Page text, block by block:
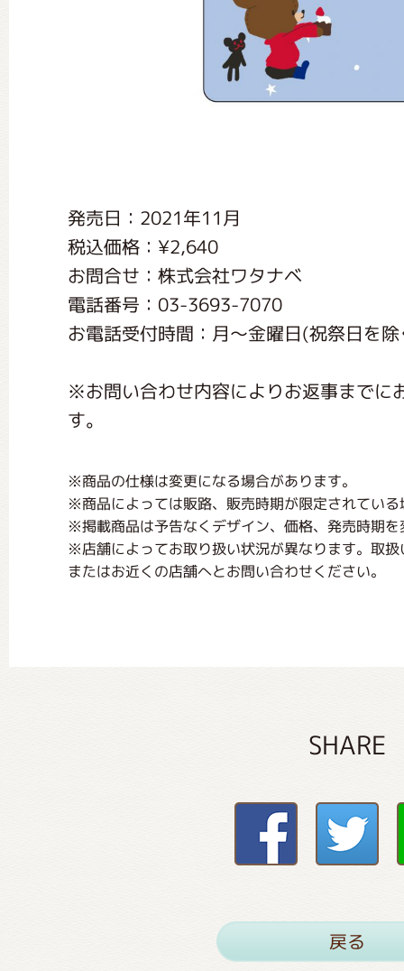
発売日：2021年11月
税込価格：¥2,640
お問合せ：株式会社ワタナベ
電話番号：03-3693-7070
お電話受付時間：月〜金曜日(祝祭日を
※お問い合わせ内容によりお返事までに
す。
※商品の仕様は変更になる場合があります。
※商品によっては販路、販売時期が限定されてい
※掲載商品は予告なくデザイン、価格、発売時期
※店舗によってお取り扱い状況が異なります。取
またはお近くの店舗へとお問い合わせください。
SHARE
戻る
チア ジャッキーズ！
くまのがっこう 家庭科部